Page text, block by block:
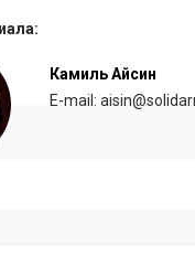
Камиль Айсин
E-mail: